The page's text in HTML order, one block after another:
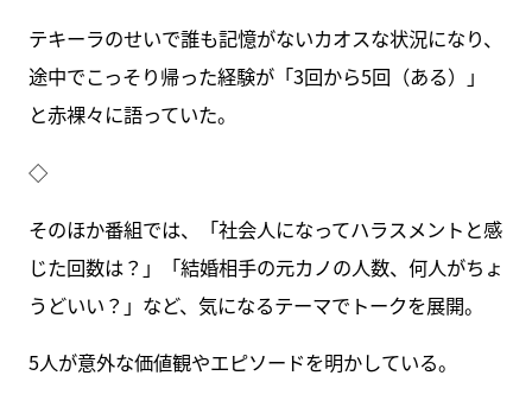
テキーラのせいで誰も記憶がないカオスな状況になり、
途中でこっそり帰った経験が「3回から5回（ある）」
と赤裸々に語っていた。
◇
そのほか番組では、「社会人になってハラスメントと感
じた回数は？」「結婚相手の元カノの人数、何人がちょ
うどいい？」など、気になるテーマでトークを展開。
5人が意外な価値観やエピソードを明かしている。